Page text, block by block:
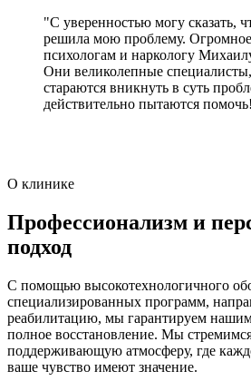
"С уверенностью могу сказать,
решила мою проблему.
психологам и наркологу
Они великолепные
стараются вникнуть в суть
действительно пытаются
О клинике
Профессионализм и
подход
С помощью высокотехнологичного
специализированных программ,
реабилитацию, мы гарантируем
полное восстановление. Мы
поддерживающую атмосферу, где
ваше чувство имеют значение.